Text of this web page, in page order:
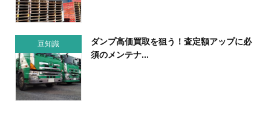
豆知識
ダンプ高価買取を狙う！査定額アップに必
須のメンテナ...